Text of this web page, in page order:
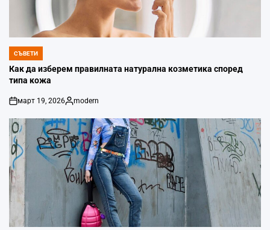
POSTED
IN
СЪВЕТИ
Как да изберем правилната натурална козметика според
типа кожа
on
март 19, 2026
Posted
modern